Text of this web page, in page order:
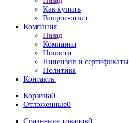
Как купить
Вопрос-ответ
Компания
Назад
Компания
Новости
Лицензии и сертификаты
Политика
Контакты
Корзина0
Отложенные0
Сравнение товаров0